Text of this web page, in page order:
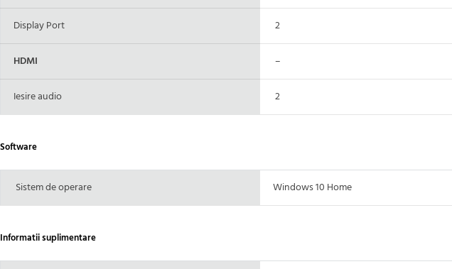
Display Port 2
HDMI –
Iesire audio 2
Software
Sistem de operare Windows 10 Home
Informatii suplimentare